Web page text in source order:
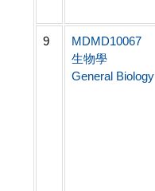
9
MDMD10067
生物學
General Biology